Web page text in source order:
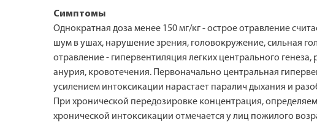
Симптомы
Однократная доза менее 150 мг/кг - острое отравление
шум в ушах, нарушение зрения, головокружение, сильная
отравление - гипервентиляция легких центрального
анурия, кровотечения. Первоначально центральная
усилением интоксикации нарастает паралич дыхания и
При хронической передозировке концентрация,
хронической интоксикации отмечается у лиц пожилого